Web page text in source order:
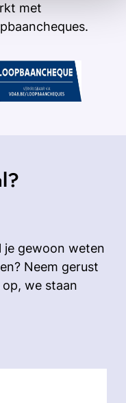
met
je gewoon weten
Neem gerust
we staan